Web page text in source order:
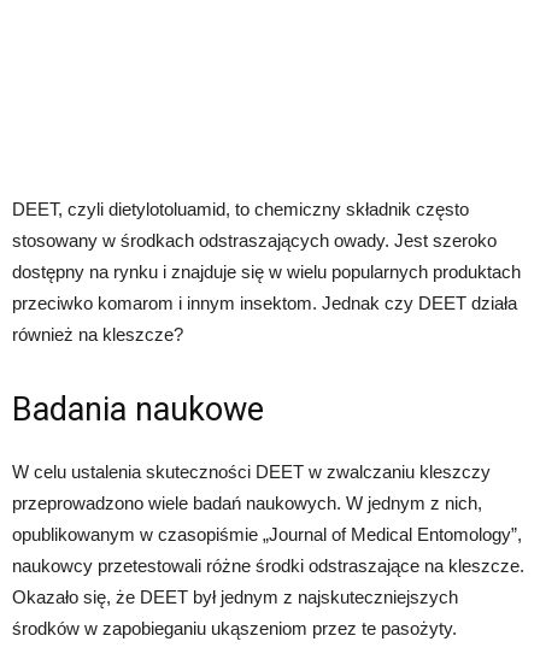
DEET, czyli dietylotoluamid, to chemiczny składnik często
stosowany w środkach odstraszających owady. Jest szeroko
dostępny na rynku i znajduje się w wielu popularnych produktach
przeciwko komarom i innym insektom. Jednak czy DEET działa
również na kleszcze?
Badania naukowe
W celu ustalenia skuteczności DEET w zwalczaniu kleszczy
przeprowadzono wiele badań naukowych. W jednym z nich,
opublikowanym w czasopiśmie „Journal of Medical Entomology”,
naukowcy przetestowali różne środki odstraszające na kleszcze.
Okazało się, że DEET był jednym z najskuteczniejszych
środków w zapobieganiu ukąszeniom przez te pasożyty.